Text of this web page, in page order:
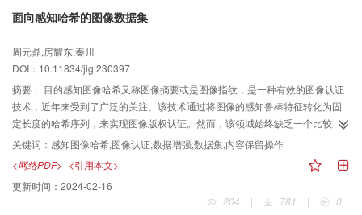
伪造防御的综述主要关注基于检测的被动式防御方法，几乎没有以深度伪造主
动防御技术进行梳理、总结和讨论。首先阐述了深度伪造主动防御的提出背景
和主要思想，并对现有的人脸深度伪造主动防御算法进行汇总和归类，然后对
各类主动防御算法的技术原理、性能、优缺点等进行了系统性的总结，同时介
绍了研究常用的数据集和评估方法，最后对深度伪造主动防御所面临的技术挑
战进行了分析，对其未来的发展方向展开了思考和讨论。
面向感知哈希的图像数据集
周元鼎,房耀东,秦川
DOI：10.11834/jig.230397
摘要： 目的感知图像哈希又称图像摘要或是图像指纹，是一种有效的图像认证
技术，近年来受到了广泛的关注。该技术通过将图像的感知鲁棒特征转化为固
定长度的哈希序列，来实现图像版权认证。然而，该领域始终缺乏一个比较通
用的数据集，已有数据集所使用的图像内容保留操作和真实场景差异较大，使
得训练得到的神经网络架构在应对复杂的图像编辑操作时效果显著下降。方法
针对感知图像哈希任务，面向实际图像内容认证场景构建了一个新的数据集。
首先，将现实中常见的图像内容保留操作进行总结和分类，设计了48种单一、
复合的图像内容保留操作来生成感知相似图像；然后，根据感知图像哈希的定
关键词： 感知图像哈希;图像认证;数据增强;数据集;内容保留操作
<网络PDF> <引用本文>
更新时间： 2024-02-16
204
| 781 | 0